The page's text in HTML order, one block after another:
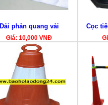
Dải phản quang vải
Giá: 10,000 VNĐ
Cọc